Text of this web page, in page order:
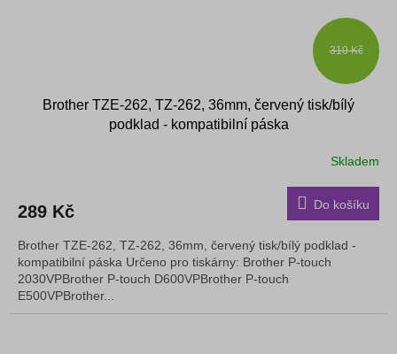
310 Kč
Brother TZE-262, TZ-262, 36mm, červený tisk/bílý
podklad - kompatibilní páska
Skladem
289 Kč Do košíku
Brother TZE-262, TZ-262, 36mm, červený tisk/bílý podklad -
kompatibilní páska Určeno pro tiskárny: Brother P-touch
2030VPBrother P-touch D600VPBrother P-touch
E500VPBrother...